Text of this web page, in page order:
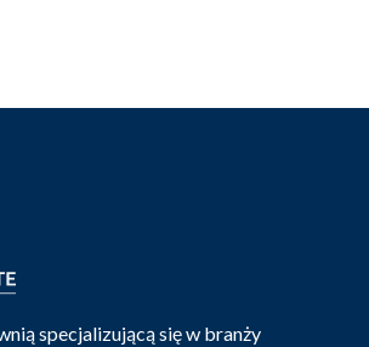
specjalizującą się w branży